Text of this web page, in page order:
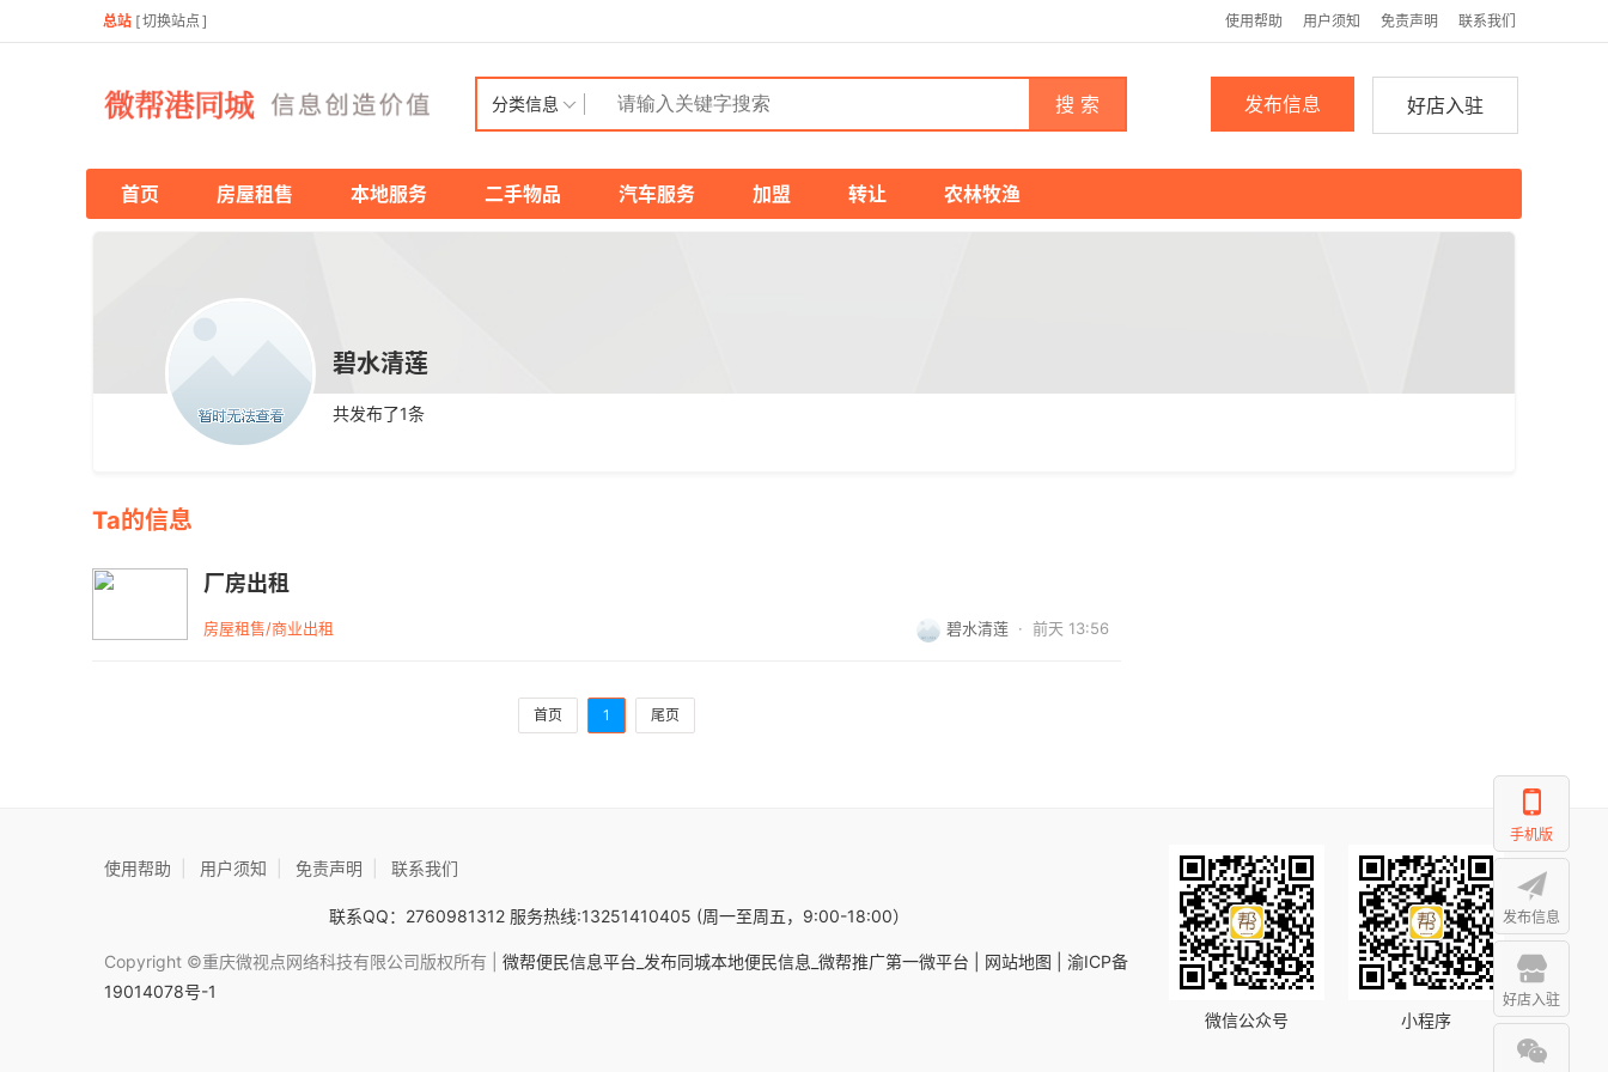
总站 [切换站点 ] 使用帮助 用户须知 免责声明 联系我们
分类信息 搜 索 好店入驻
发布信息
首页 房屋租售 本地服务 二手物品 汽车服务 加盟 转让 农林牧渔
碧水清莲
共发布了1条
Ta的信息
厂房出租
房屋租售/商业出租 碧水清莲 · 前天 13:56
首页 1 尾页
使用帮助 用户须知 免责声明 联系我们
联系QQ：2760981312 服务热线:13251410405 (周一至周五，9:00-18:00）
Copyright ©重庆微视点网络科技有限公司版权所有 | 微帮便民信息平台_发布同城本地便民信息_微帮推广第一微平台 | 网站地图 |
渝ICP备
19014078号-1
小程序
微信公众号
手机版
发布信息
好店入驻